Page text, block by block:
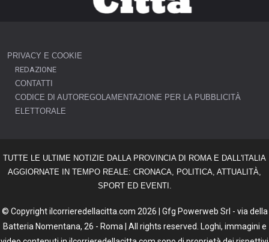
PRIVACY E COOKIE
REDAZIONE
CONTATTI
CODICE DI AUTOREGOLAMENTAZIONE PER LA PUBBLICITÀ
ELETTORALE
TUTTE LE ULTIME NOTIZIE DALLA PROVINCIA DI ROMA E DALL'ITALIA
AGGIORNATE IN TEMPO REALE: CRONACA, POLITICA, ATTUALITÀ,
SPORT ED EVENTI.
© Copyright ilcorrieredellacitta.com 2026 | Gfg Powerweb Srl - via della
Batteria Nomentana, 26 - Roma | All rights reserved. Loghi, immagini e